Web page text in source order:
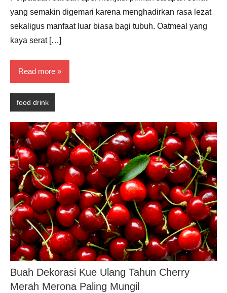
yang semakin digemari karena menghadirkan rasa lezat
sekaligus manfaat luar biasa bagi tubuh. Oatmeal yang
kaya serat […]
Read more
food drink
Buah Dekorasi Kue Ulang Tahun Cherry
Merah Merona Paling Mungil